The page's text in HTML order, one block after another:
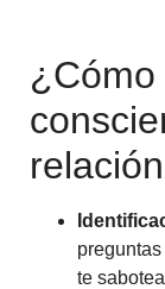
¿Cómo
te